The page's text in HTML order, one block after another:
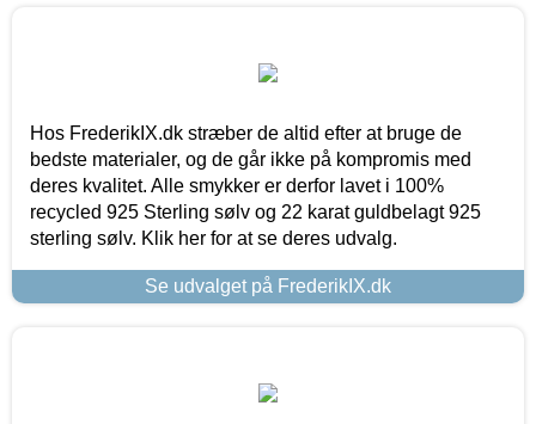
Hos FrederikIX.dk stræber de altid efter at bruge de
bedste materialer, og de går ikke på kompromis med
deres kvalitet. Alle smykker er derfor lavet i 100%
recycled 925 Sterling sølv og 22 karat guldbelagt 925
sterling sølv. Klik her for at se deres udvalg.
Se udvalget på FrederikIX.dk